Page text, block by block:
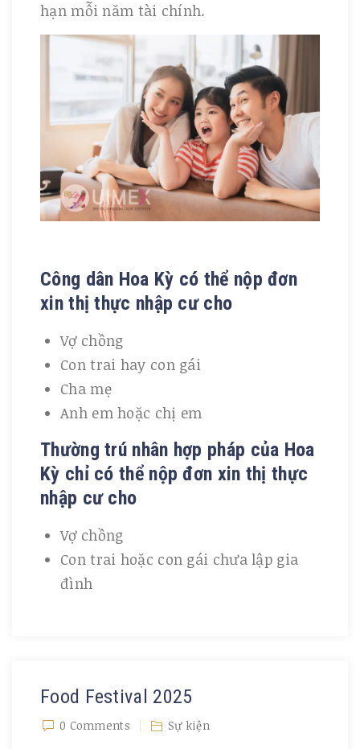
hạn mỗi năm tài chính.
Công dân Hoa Kỳ có thể nộp đơn
xin thị thực nhập cư cho
Vợ chồng
Con trai hay con gái
Cha mẹ
Anh em hoặc chị em
Thường trú nhân hợp pháp của Hoa
Kỳ chỉ có thể nộp đơn xin thị thực
nhập cư cho
Vợ chồng
Con trai hoặc con gái chưa lập gia
đình
Food Festival 2025
0 Comments Sự kiện